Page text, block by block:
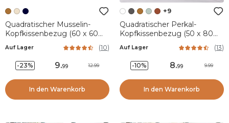
Quadratischer Musselin-
Kopfkissenbezug (60 x 60
Auf Lager (10)
-23% 9.99 12.99
In den Warenkorb
+9
Quadratischer Perkal-
Kopfkissenbezug (50 x 80
Auf Lager (13)
-10% 8.99 9.99
In den Warenkorb